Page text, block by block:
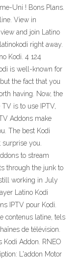
Uni ! Bons Plans.
View in
and join Latino
right away.
Kodi. 4 124
is well-known for
the fact that you
having. Now, the
is to use IPTV,
Addons make
The best Kodi
you.
to stream
through the junk to
working in July
Latino Kodi
IPTV pour Kodi.
contenus latine, tels
de télévision.
Kodi Addon. RNEO
L'addon Motor